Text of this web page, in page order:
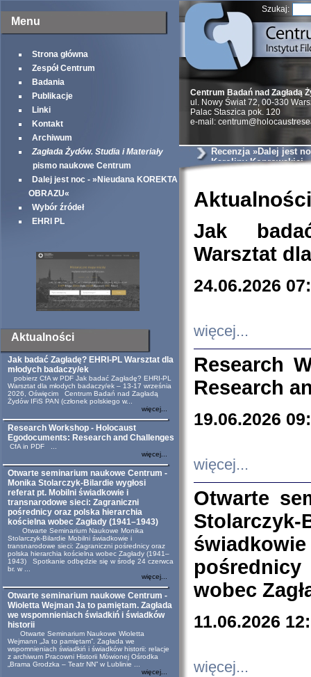
Menu
Strona główna
Zespół Centrum
Badania
Publikacje
Linki
Kontakt
Archiwum
Zagłada Żydów. Studia i Materiały
pismo naukowe Centrum
Dalej jest noc - »Nieudana KOREKTA
OBRAZU«
Wybór źródeł
EHRI PL
Aktualności
Jak badać Zagładę? EHRI-PL Warsztat dla
młodych badaczy/ek
pobierz CfA w PDF Jak badać Zagładę? EHRI-PL
Warsztat dla młodych badaczy/ek – 13-17 września
2026, Oświęcim Centrum Badań nad Zagładą
Żydów IFiS PAN (członek polskiego w...
więcej...
Research Workshop - Holocaust
Egodocuments: Research and Challenges
CfA in PDF ...
więcej...
Otwarte seminarium naukowe Centrum -
Monika Stolarczyk-Bilardie wygłosi
referat pt. Mobilni świadkowie i
transnarodowe sieci: Zagraniczni
pośrednicy oraz polska hierarchia
kościelna wobec Zagłady (1941–1943)
Otwarte Seminarium Naukowe Monika
Stolarczyk-Bilardie Mobilni świadkowie i
transnarodowe sieci: Zagraniczni pośrednicy oraz
polska hierarchia kościelna wobec Zagłady (1941–
1943) Spotkanie odbędzie się w środę 24 czerwca
br. w ...
więcej...
Otwarte seminarium naukowe Centrum -
Wioletta Wejman Ja to pamiętam. Zagłada
we wspomnieniach świadkiń i świadków
historii
Otwarte Seminarium Naukowe Wioletta
Wejmann „Ja to pamiętam”. Zagłada we
wspomnieniach świadkiń i świadków historii: relacje
z archiwum Pracowni Historii Mówionej Ośrodka
„Brama Grodzka – Teatr NN” w Lublinie ...
więcej...
Szukaj:
Centrum Badań nad Zagładą
ul. Nowy Świat 72, 00-330
Palac Staszica pok. 120
e-mail:
Recenzja »Dalej jest
Karoliny Koprowskiej
Aktualności
Jak
Warsztat
24.06.2026
więcej...
Research
Research
19.06.2026
więcej...
Otwarte
wobec
11.06.2026
więcej...